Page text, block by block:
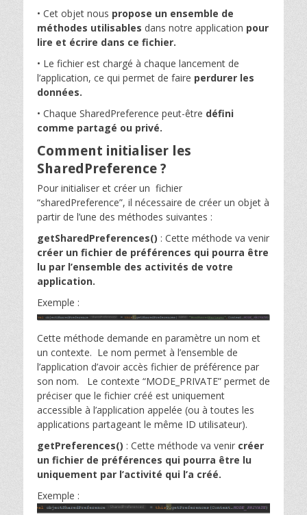
• Cet objet nous propose un ensemble de
méthodes utilisables dans notre application pour
lire et écrire dans ce fichier.
• Le fichier est chargé à chaque lancement de
l’application, ce qui permet de faire perdurer les
données.
• Chaque SharedPreference peut-être défini
comme partagé ou privé.
Comment initialiser les
SharedPreference ?
Pour initialiser et créer un fichier
“sharedPreference”, il nécessaire de créer un objet à
partir de l’une des méthodes suivantes :
getSharedPreferences() : Cette méthode va venir
créer un fichier de préférences qui pourra être
lu par l’ensemble des activités de votre
application.
Exemple :
Cette méthode demande en paramètre un nom et
un contexte. Le nom permet à l’ensemble de
l’application d’avoir accès fichier de préférence par
son nom. Le contexte “MODE_PRIVATE” permet de
préciser que le fichier créé est uniquement
accessible à l’application appelée (ou à toutes les
applications partageant le même ID utilisateur).
getPreferences() : Cette méthode va venir créer
un fichier de préférences qui pourra être lu
uniquement par l’activité qui l’a créé.
Exemple :